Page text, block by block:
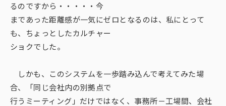
るのですから・・・・・今
まであった距離感が一気にゼロとなるのは、私にとって
も、ちょっとしたカルチャー
ショクでした。
しかも、このシステムを一歩踏み込んで考えてみた場
合、「同じ会社内の別拠点で
行うミーティング」だけではなく、事務所－工場間、会社